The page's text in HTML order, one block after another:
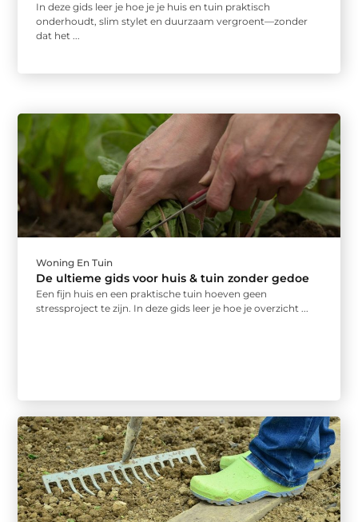
In deze gids leer je hoe je je huis en tuin praktisch
onderhoudt, slim stylet en duurzaam vergroent—zonder
dat het ...
Woning En Tuin
De ultieme gids voor huis & tuin zonder gedoe
Een fijn huis en een praktische tuin hoeven geen
stressproject te zijn. In deze gids leer je hoe je overzicht ...